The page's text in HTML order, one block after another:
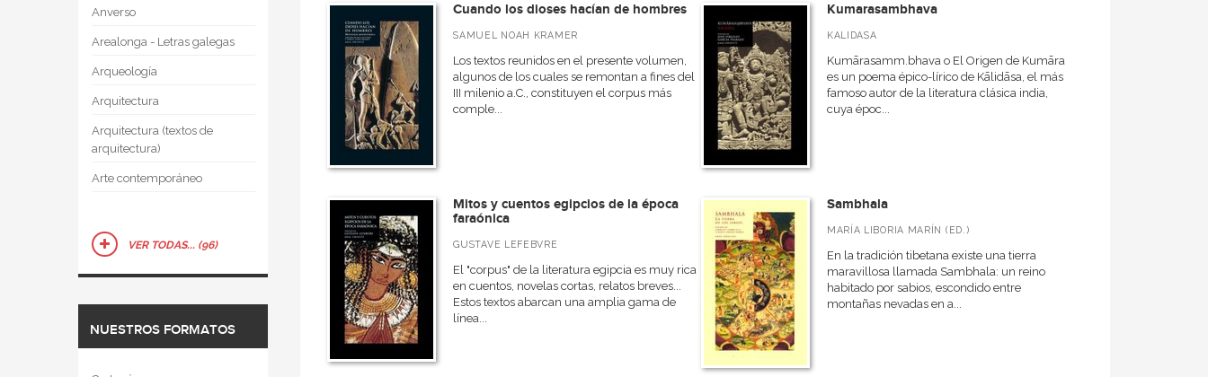
Anverso
Arealonga - Letras galegas
Arqueología
Arquitectura
Arquitectura (textos de
arquitectura)
Arte contemporáneo
VER TODAS... (96)
NUESTROS FORMATOS
Cuando los dioses hacían de hombres
SAMUEL NOAH KRAMER
Los textos reunidos en el presente volumen,
algunos de los cuales se remontan a fines del
III milenio a.C., constituyen el corpus más
comple...
Kumarasambhava
KALIDASA
Kumārasamm.bhava o El Origen de Kumāra
es un poema épico-lírico de Kālidāsa, el más
famoso autor de la literatura clásica india,
cuya époc...
Mitos y cuentos egipcios de la época
faraónica
GUSTAVE LEFEBVRE
El "corpus" de la literatura egipcia es muy rica
en cuentos, novelas cortas, relatos breves...
Estos textos abarcan una amplia gama de
línea...
Sambhala
MARÍA LIBORIA MARÍN (ED.)
En la tradición tibetana existe una tierra
maravillosa llamada Sambhala: un reino
habitado por sabios, escondido entre
montañas nevadas en a...